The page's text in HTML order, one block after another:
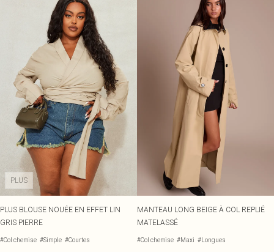
PLUS
PLUS BLOUSE NOUÉE EN EFFET LIN
GRIS PIERRE
#Col chemise #Simple #Courtes
MANTEAU LONG BEIGE À COL REPLIÉ
MATELASSÉ
#Col chemise #Maxi #Longues